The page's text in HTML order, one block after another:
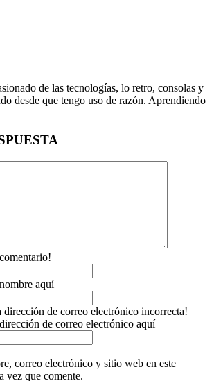
de las tecnologías, lo retro, consolas y
desde que tengo uso de razón. Aprendiendo
aquí
dirección de correo electrónico incorrecta!
de correo electrónico aquí
correo electrónico y sitio web en este
vez que comente.